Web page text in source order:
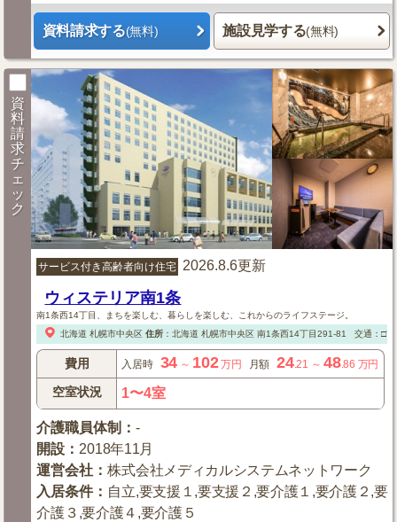
資料請求する(無料) 施設見学する(無料)
資
料
請
求
チ
ェ
ッ
ク
サービス付き高齢者向け住宅 2026.8.6更新
ウィステリア南1条
南1条西14丁目、まちを楽しむ、暮らしを楽しむ、これからのライフステージ。
北海道 札幌市中央区 住所： 北海道 札幌市中央区南1条西14丁目291-81 交通：□
費用 入居時 34 ～ 102万円 月額 24.21 ～48.86 万円
空室状況 1〜4室
介護職員体制 ：-
開設 ： 2018年11月
運営会社 ：株式会社メディカルシステムネットワーク
入居条件： 自立,要支援１,要支援２,要介護１,要介護２,要
介護３,要介護４,要介護５